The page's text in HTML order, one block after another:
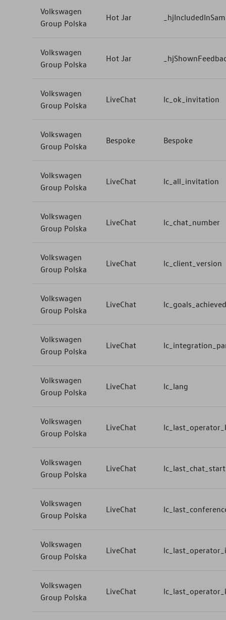
Volkswagen
Group Polska
Hot Jar
Volkswagen
Group Polska
Hot Jar
Volkswagen
Group Polska
LiveChat lc_ok_invitation
Volkswagen
Group Polska
Bespoke Bespoke
Volkswagen
Group Polska
LiveChat lc_all_invitation
Volkswagen
Group Polska
LiveChat lc_chat_number
Volkswagen
Group Polska
LiveChat lc_client_version
Volkswagen
Group Polska
LiveChat lc_goals_achieved
Volkswagen
Group Polska
LiveChat
Volkswagen
Group Polska
LiveChat lc_lang
Volkswagen
Group Polska
LiveChat
Volkswagen
Group Polska
LiveChat
Volkswagen
Group Polska
LiveChat
Volkswagen
Group Polska
LiveChat
Volkswagen
Group Polska
LiveChat